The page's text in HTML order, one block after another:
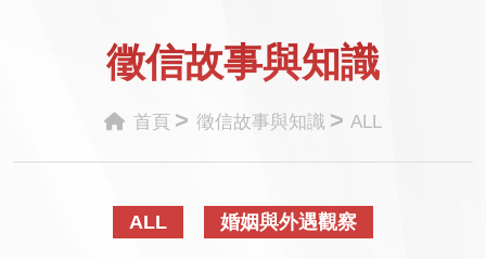
徵信故事與知識
首頁 > 徵信故事與知識 > ALL
ALL 婚姻與外遇觀察